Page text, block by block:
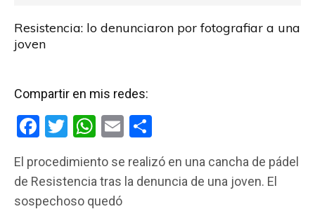
Resistencia: lo denunciaron por fotografiar a una
joven
Compartir en mis redes:
F
ce
b
T
tt
er
W
at
s
E
ail m
p
El procedimiento se realizó en una cancha de pádel
de Resistencia tras la denuncia de una joven. El
sospechoso quedó